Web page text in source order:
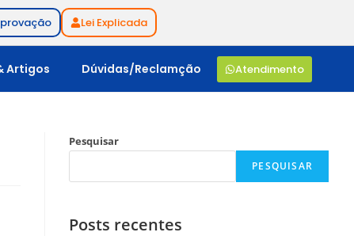
Lei Explicada
Artigos Dúvidas/Reclamção Atendimento
Pesquisar
PESQUISAR
Posts recentes